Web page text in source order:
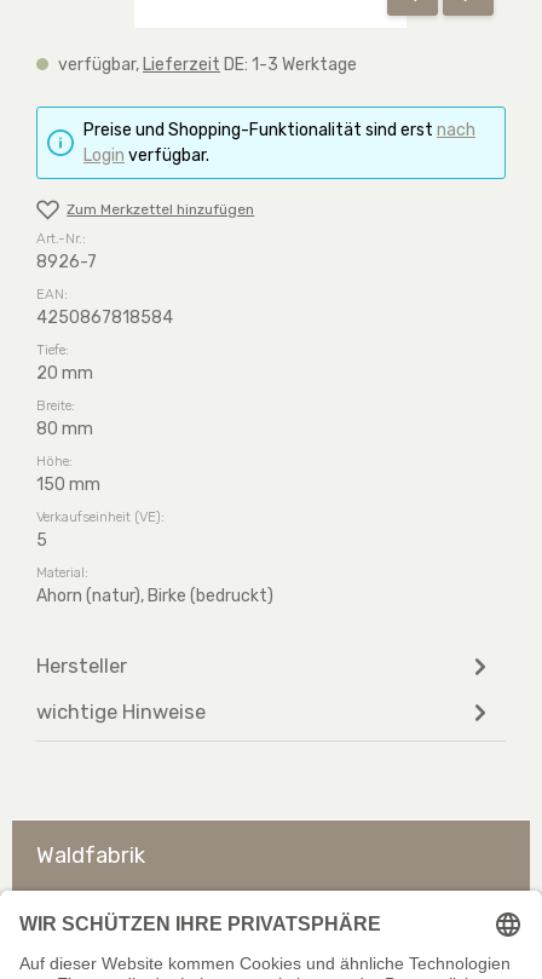
verfügbar, Lieferzeit DE: 1-3 Werktage
Preise und Shopping-Funktionalität sind erst nach
Login verfügbar.
Zum Merkzettel hinzufügen
Art.-Nr.:
8926-7
EAN:
4250867818584
Tiefe:
20 mm
Breite:
80 mm
Höhe:
150 mm
Verkaufseinheit (VE):
5
Material:
Ahorn (natur), Birke (bedruckt)
Hersteller
wichtige Hinweise
Waldfabrik
So erreichen Sie uns